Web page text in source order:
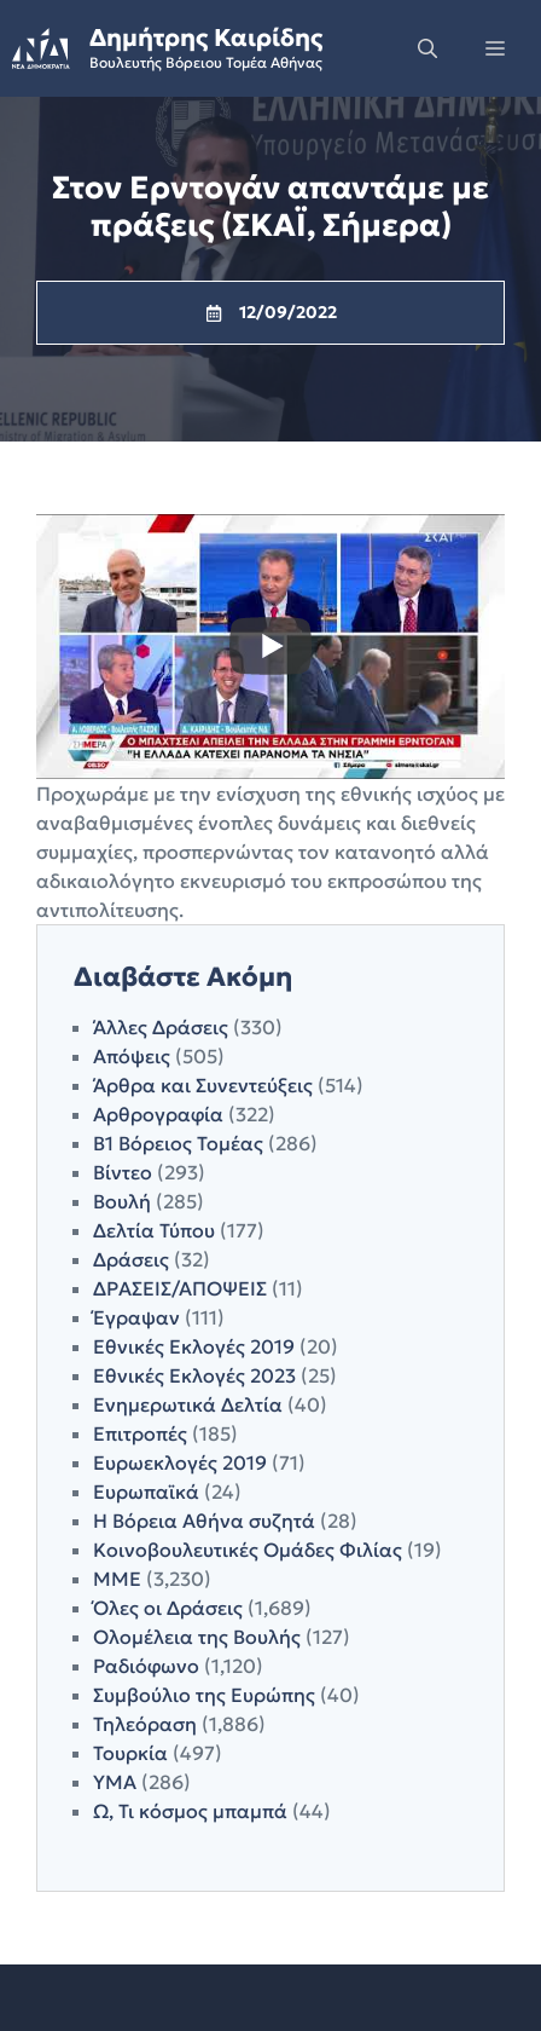
to
content
Δημήτρης Καιρίδης
Βουλευτής Βόρειου Τομέα Αθήνας
Στον Ερντογάν απαντάμε με
πράξεις (ΣΚΑΪ, Σήμερα)
12/09/2022
Προχωράμε με την ενίσχυση της εθνικής ισχύος με
αναβαθμισμένες ένοπλες δυνάμεις και διεθνείς
συμμαχίες, προσπερνώντας τον κατανοητό αλλά
αδικαιολόγητο εκνευρισμό του εκπροσώπου της
αντιπολίτευσης.
Διαβάστε Ακόμη
Άλλες Δράσεις (330)
Απόψεις (505)
Άρθρα και Συνεντεύξεις (514)
Αρθρογραφία (322)
Β1 Βόρειος Τομέας (286)
Βίντεο (293)
Βουλή (285)
Δελτία Τύπου (177)
Δράσεις (32)
ΔΡΑΣΕΙΣ/ΑΠΟΨΕΙΣ (11)
Έγραψαν (111)
Εθνικές Εκλογές 2019 (20)
Εθνικές Εκλογές 2023 (25)
Ενημερωτικά Δελτία (40)
Επιτροπές (185)
Ευρωεκλογές 2019 (71)
Ευρωπαϊκά (24)
Η Βόρεια Αθήνα συζητά (28)
Κοινοβουλευτικές Ομάδες Φιλίας (19)
ΜΜΕ (3,230)
Όλες οι Δράσεις (1,689)
Ολομέλεια της Βουλής (127)
Ραδιόφωνο (1,120)
Συμβούλιο της Ευρώπης (40)
Τηλεόραση (1,886)
Τουρκία (497)
ΥΜΑ (286)
Ω, Τι κόσμος μπαμπά (44)